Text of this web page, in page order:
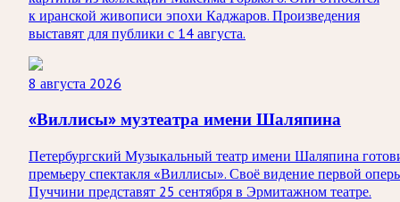
к иранской живописи эпохи Каджаров. Произведения
выставят для публики с 14 августа.
8 августа 2026
«Виллисы» музтеатра имени Шаляпина
Петербургский Музыкальный театр имени Шаляпина
премьеру спектакля «Виллисы». Своё видение первой
Пуччини представят 25 сентября в Эрмитажном театре.